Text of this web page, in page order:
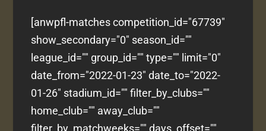
[anwpfl-matches competition_id="67739"
show_secondary="0" season_id=""
league_id="" group_id="" type="" limit="0"
date_from="2022-01-23" date_to="2022-
01-26" stadium_id="" filter_by_clubs=""
home_club="" away_club=""
filter_by_matchweeks="" days_offset=""